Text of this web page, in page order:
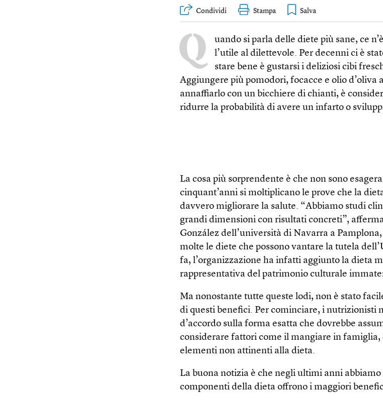
Condividi Stampa
Q
uando si parla delle diete più sane, ce
l’utile al dilettevole. Per decenni ci è
stare bene è gustarsi i deliziosi cibi
Aggiungere più pomodori, focacce e olio d’oliva
annaffiarlo con un bicchiere di chianti, è
ridurre la probabilità di avere un infarto o
La cosa più sorprendente è che non sono
cinquant’anni si moltiplicano le prove che la
davvero migliorare la salute. “Abbiamo studi
grandi dimensioni con risultati concreti”,
González dell’università di Navarra a
molte le diete che possono vantare la tutela
fa, l’organizzazione ha infatti aggiunto la dieta
rappresentativa del patrimonio culturale
Ma nonostante tutte queste lodi, non è stato
di questi benefici. Per cominciare, i nutrizionisti
d’accordo sulla forma esatta che dovrebbe
considerare fattori come il mangiare in famiglia,
elementi non attinenti alla dieta.
La buona notizia è che negli ultimi anni
componenti della dieta offrono i maggiori